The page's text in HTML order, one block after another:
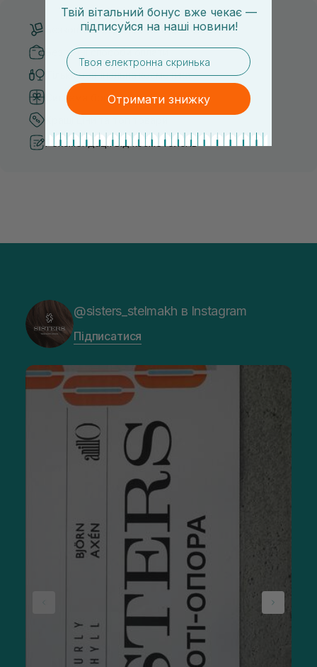
Безкоштовна доставка від 3000 UAH
Безпечні способи оплати
Тільки оригінальна косметика
Система бонусів та лояльності
Рекомендації від косметологів
@sisters_stelmakh в Instagram
Підписатися
Твій вітальний бонус вже чекає —
підписуйся на наші новини!
email
Отримати знижку